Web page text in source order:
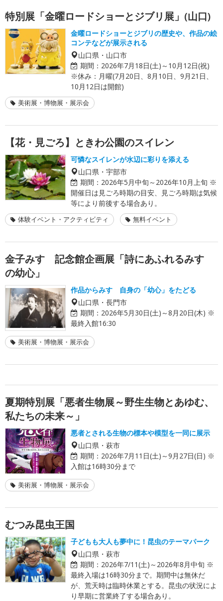
特別展「金曜ロードショーとジブリ展」(山口)
金曜ロードショーとジブリの歴史や、作品の絵
コンテなどが展示される
山口県・山口市
期間： 2026年7月18日(土)～10月12日(祝)
※休み：月曜(7月20日、8月10日、9月21日、
10月12日は開館)
美術展・博物展・展示会
【花・見ごろ】ときわ公園のスイレン
可憐なスイレンが水辺に彩りを添える
山口県・宇部市
期間： 2026年5月中旬～2026年10月上旬 ※
開催日は見ごろ時期の目安、見ごろ時期は気候
等により前後する場合あり。
体験イベント・アクティビティ 無料イベント
金子みすゞ記念館企画展「詩にあふれるみすゞ
の幼心」
作品からみすゞ自身の「幼心」をたどる
山口県・長門市
期間： 2026年5月30日(土)～8月20日(木) ※
最終入館16:30
美術展・博物展・展示会
夏期特別展「悪者生物展～野生生物とあゆむ、
私たちの未来～」
悪者とされる生物の標本や模型を一同に展示
山口県・萩市
期間： 2026年7月11日(土)～9月27日(日) ※
入館は16時30分まで
美術展・博物展・展示会
むつみ昆虫王国
子どもも大人も夢中に！昆虫のテーマパーク
山口県・萩市
期間： 2026年7/11(土)～2026年8月中旬 ※
最終入場は16時30分まで。期間中は無休だ
が、荒天時は臨時休業とする。昆虫の状況によ
り早期に営業終了する場合あり。